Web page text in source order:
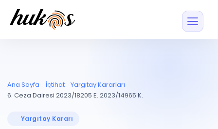
Entegrasyonu
UYAP ile otomatik
UYAP Evrak
Entegrasyonu
Blog
Ana Sayfa İçtihat
Yargıtay Kararları
6. Ceza Dairesi 2023/18205 E. 2023/14965 K.
Yargıtay Kararı